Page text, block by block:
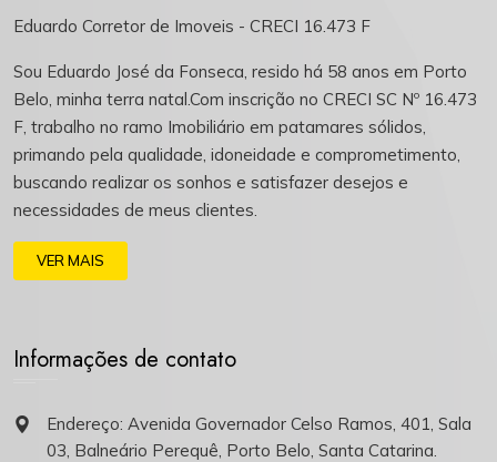
Eduardo Corretor de Imoveis - CRECI 16.473 F
Sou Eduardo José da Fonseca, resido há 58 anos em Porto
Belo, minha terra natal.Com inscrição no CRECI SC Nº 16.473
F, trabalho no ramo Imobiliário em patamares sólidos,
primando pela qualidade, idoneidade e comprometimento,
buscando realizar os sonhos e satisfazer desejos e
necessidades de meus clientes.
VER MAIS
Informações de contato
Endereço: Avenida Governador Celso Ramos, 401, Sala
03, Balneário Perequê, Porto Belo, Santa Catarina.